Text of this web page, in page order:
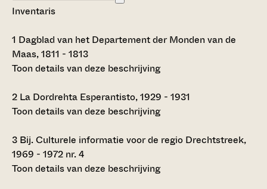
Inventaris
1 Dagblad van het Departement der Monden van de
Maas, 1811 - 1813
Toon details van deze beschrijving
2 La Dordrehta Esperantisto, 1929 - 1931
Toon details van deze beschrijving
3 Bij. Culturele informatie voor de regio Drechtstreek,
1969 - 1972 nr. 4
Toon details van deze beschrijving